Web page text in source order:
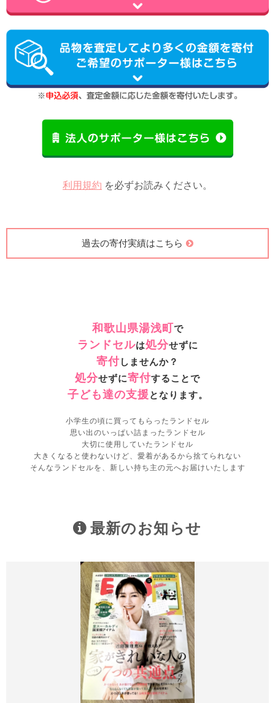
利用規約 を必ずお読みください。
過去の寄付実績はこちら
和歌山県湯浅町 で
ランドセルは処分せずに
寄付しませんか？
処分せずに寄付することで
子ども達の支援 となります。
小学生の頃に買ってもらったランドセル
思い出のいっぱい詰まったランドセル
大切に使用していたランドセル
大きくなると使わないけど、愛着があるから捨てられない
そんなランドセルを、新しい持ち主の元へお届けいたします
最新のお知らせ